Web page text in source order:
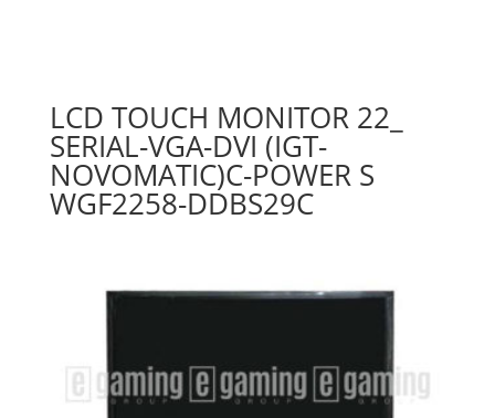
LCD TOUCH MONITOR 22_
SERIAL-VGA-DVI (IGT-
NOVOMATIC)C-POWER S
WGF2258-DDBS29C